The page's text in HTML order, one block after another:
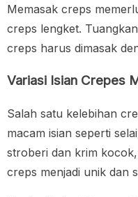
Memasak creps
creps lengket.
creps harus dimasak
Variasi Isian Crepes
Salah satu kelebihan
macam isian seperti
stroberi dan krim
creps menjadi unik dan